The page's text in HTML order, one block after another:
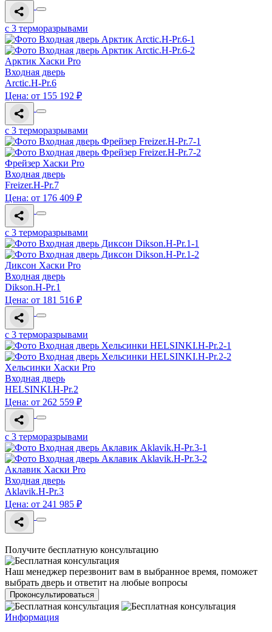
с 3 терморазрывами
Арктик Хаски Pro
Входная дверь
Arctic.H-Pr.6
Цена: от 155 192 ₽
с 3 терморазрывами
Фрейзер Хаски Pro
Входная дверь
Freizer.H-Pr.7
Цена: от 176 409 ₽
с 3 терморазрывами
Диксон Хаски Pro
Входная дверь
Dikson.H-Pr.1
Цена: от 181 516 ₽
с 3 терморазрывами
Хельсинки Хаски Pro
Входная дверь
HELSINKI.H-Pr.2
Цена: от 262 559 ₽
с 3 терморазрывами
Аклавик Хаски Pro
Входная дверь
Aklavik.H-Pr.3
Цена: от 241 985 ₽
Получите бесплатную консультацию
Наш менеджер перезвонит вам в выбранное время, поможет
выбрать дверь и ответит на любые вопросы
Проконсультироваться
Информация